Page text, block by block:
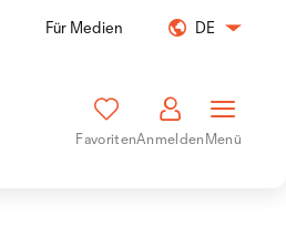
Für Medien DE
FavoritenAnmeldenMenü